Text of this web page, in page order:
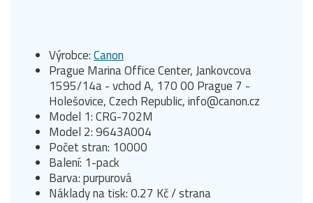
Výrobce:Canon
Prague Marina Office Center, Jankovcova
1595/14a - vchod A, 170 00 Prague 7 -
Holešovice, Czech Republic, info@canon.cz
Model 1: CRG-702M
Model 2: 9643A004
Počet stran: 10000
Balení: 1-pack
Barva: purpurová
Náklady na tisk: 0.27 Kč / strana